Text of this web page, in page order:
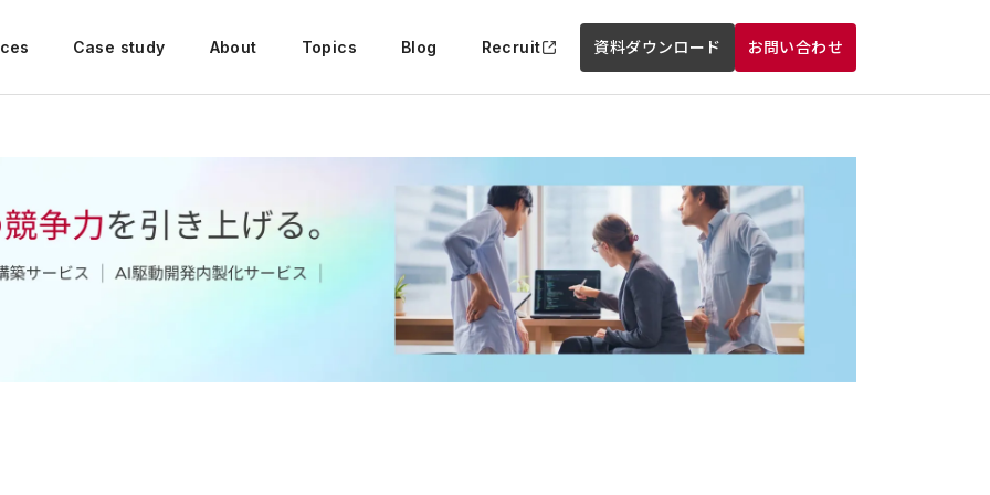
Case study About Topics Blog Recruit 資料ダウンロード お問い合わせ